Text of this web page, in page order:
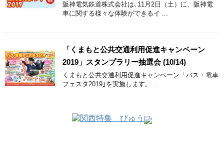
阪神電気鉄道株式会社は､11月2日（土）に、阪神電
車に関する様々な体験ができるイ ...
「くまもと公共交通利用促進キャンペーン
2019」スタンプラリー抽選会 (10/14)
くまもと公共交通利用促進キャンペーン「バス・電車
フェスタ2019｣を実施します。 ...